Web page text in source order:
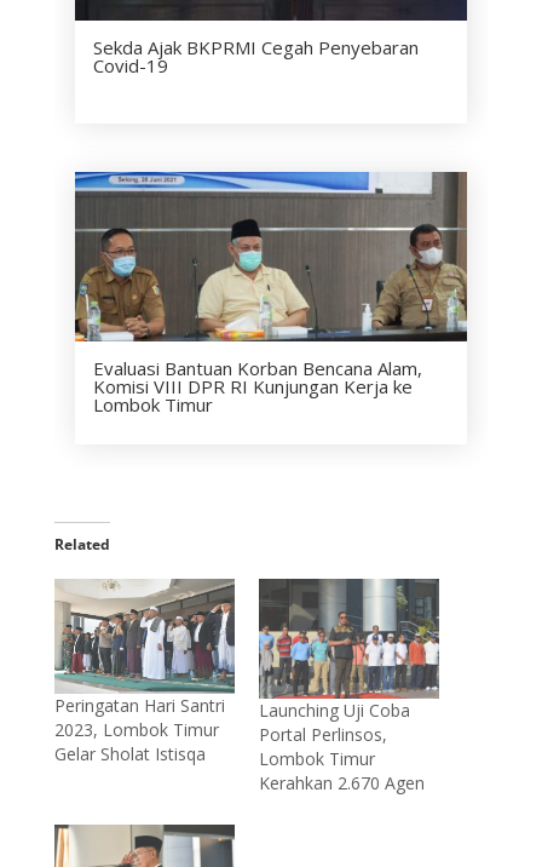
Sekda Ajak BKPRMI Cegah Penyebaran
Covid-19
Evaluasi Bantuan Korban Bencana Alam,
Komisi VIII DPR RI Kunjungan Kerja ke
Lombok Timur
Related
Peringatan Hari Santri
2023, Lombok Timur
Gelar Sholat Istisqa
Launching Uji Coba
Portal Perlinsos,
Lombok Timur
Kerahkan 2.670 Agen